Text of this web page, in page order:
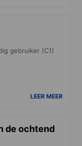
gebruiker (C1)
LEER MEER
de ochtend